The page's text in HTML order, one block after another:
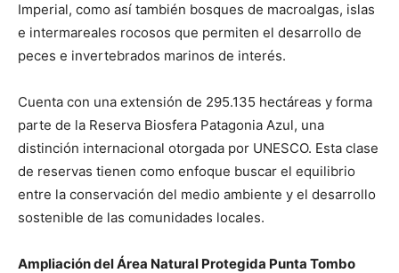
Imperial, como así también bosques de macroalgas, islas
e intermareales rocosos que permiten el desarrollo de
peces e invertebrados marinos de interés.
Cuenta con una extensión de 295.135 hectáreas y forma
parte de la Reserva Biosfera Patagonia Azul, una
distinción internacional otorgada por UNESCO. Esta clase
de reservas tienen como enfoque buscar el equilibrio
entre la conservación del medio ambiente y el desarrollo
sostenible de las comunidades locales.
Ampliación del Área Natural Protegida Punta Tombo